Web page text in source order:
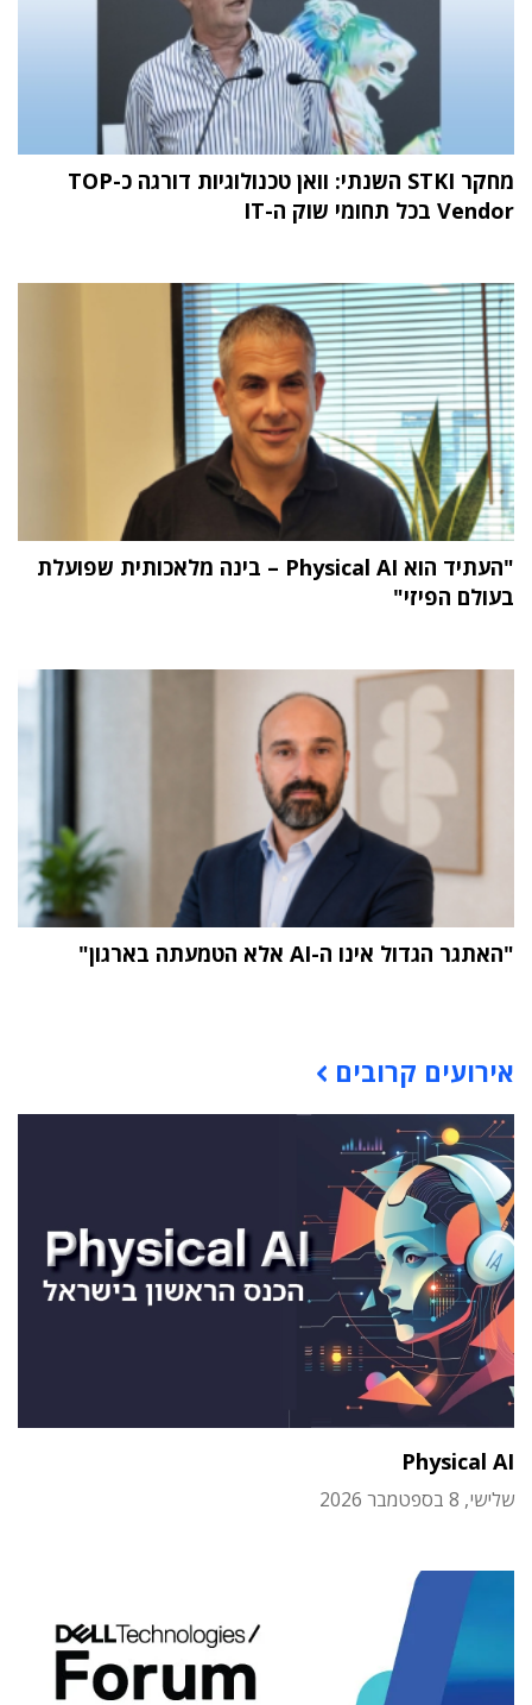
מחקר STKI השנתי: וואן טכנולוגיות דורגה כ-TOP
Vendor בכל תחומי שוק ה-IT
"העתיד הוא Physical AI – בינה מלאכותית שפועלת
בעולם הפיזי"
"האתגר הגדול אינו ה-AI אלא הטמעתה בארגון"
אירועים קרובים
Physical AI
שלישי, 8 בספטמבר 2026